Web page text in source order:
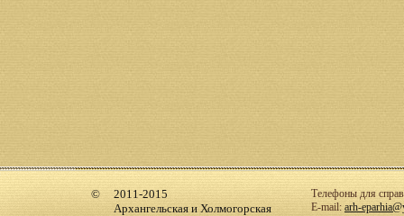
2011-2015
Архангельская и Холмогорская
Телефоны для
E-mail: arh-